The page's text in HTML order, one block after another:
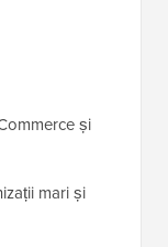
și
mari și